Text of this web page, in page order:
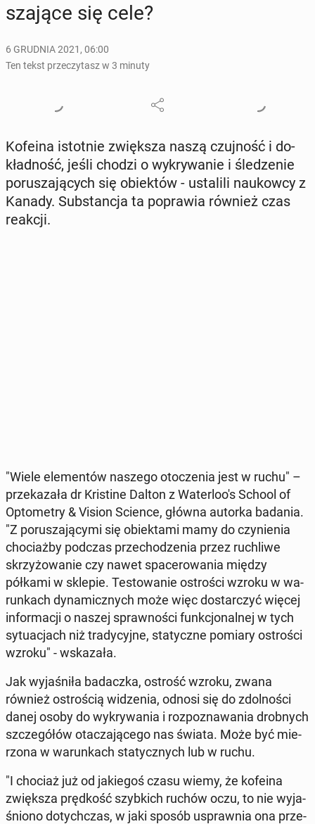
sza­ją­ce się cele?
6 GRUDNIA 2021, 06:00
Ten tekst przeczytasz w 3 minuty
Kofeina istot­nie zwięk­sza naszą czuj­ność i do­
kład­ność, jeśli chodzi o wy­kry­wa­nie i śle­dze­nie
po­ru­sza­ją­cych się obiek­tów - usta­li­li na­ukow­cy z
Kanady. Sub­stan­cja ta po­pra­wia również czas
reakcji.
"Wiele ele­men­tów naszego oto­cze­nia jest w ruchu" –
prze­ka­za­ła dr Kri­sti­ne Dalton z Wa­ter­lo­o's School of
Opto­me­try & Vision Science, główna autorka badania.
"Z po­ru­sza­ją­cy­mi się obiek­ta­mi mamy do czy­nie­nia
cho­ciaż­by podczas prze­cho­dze­nia przez ru­chli­we
skrzy­żo­wa­nie czy nawet spa­ce­ro­wa­nia między
półkami w sklepie. Te­sto­wa­nie ostro­ści wzroku w wa­
run­kach dy­na­micz­nych może więc do­star­czyć więcej
in­for­ma­cji o naszej spraw­no­ści funk­cjo­nal­nej w tych
sy­tu­acjach niż tra­dy­cyj­ne, sta­tycz­ne pomiary ostro­ści
wzroku" - wska­za­ła.
Jak wy­ja­śni­ła ba­dacz­ka, ostrość wzroku, zwana
również ostro­ścią wi­dze­nia, odnosi się do zdol­no­ści
danej osoby do wy­kry­wa­nia i roz­po­zna­wa­nia drob­nych
szcze­gó­łów ota­cza­ją­ce­go nas świata. Może być mie­
rzo­na w wa­run­kach sta­tycz­nych lub w ruchu.
"I chociaż już od ja­kie­goś czasu wiemy, że kofeina
zwięk­sza pręd­kość szyb­kich ruchów oczu, to nie wy­ja­
śnio­no do­tych­czas, w jaki sposób uspraw­nia ona prze­